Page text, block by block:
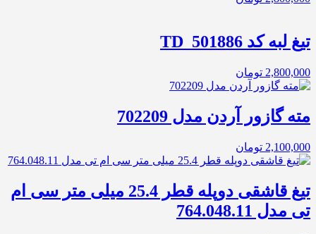
تیغ لبه کد TD_501886
2,800,000 تومان
مته گازور آردن مدل 702209
2,100,000 تومان
تیغ قاشقی دوپله قطر 25.4 میلی‌ متر سی ام
تی مدل 764.048.11